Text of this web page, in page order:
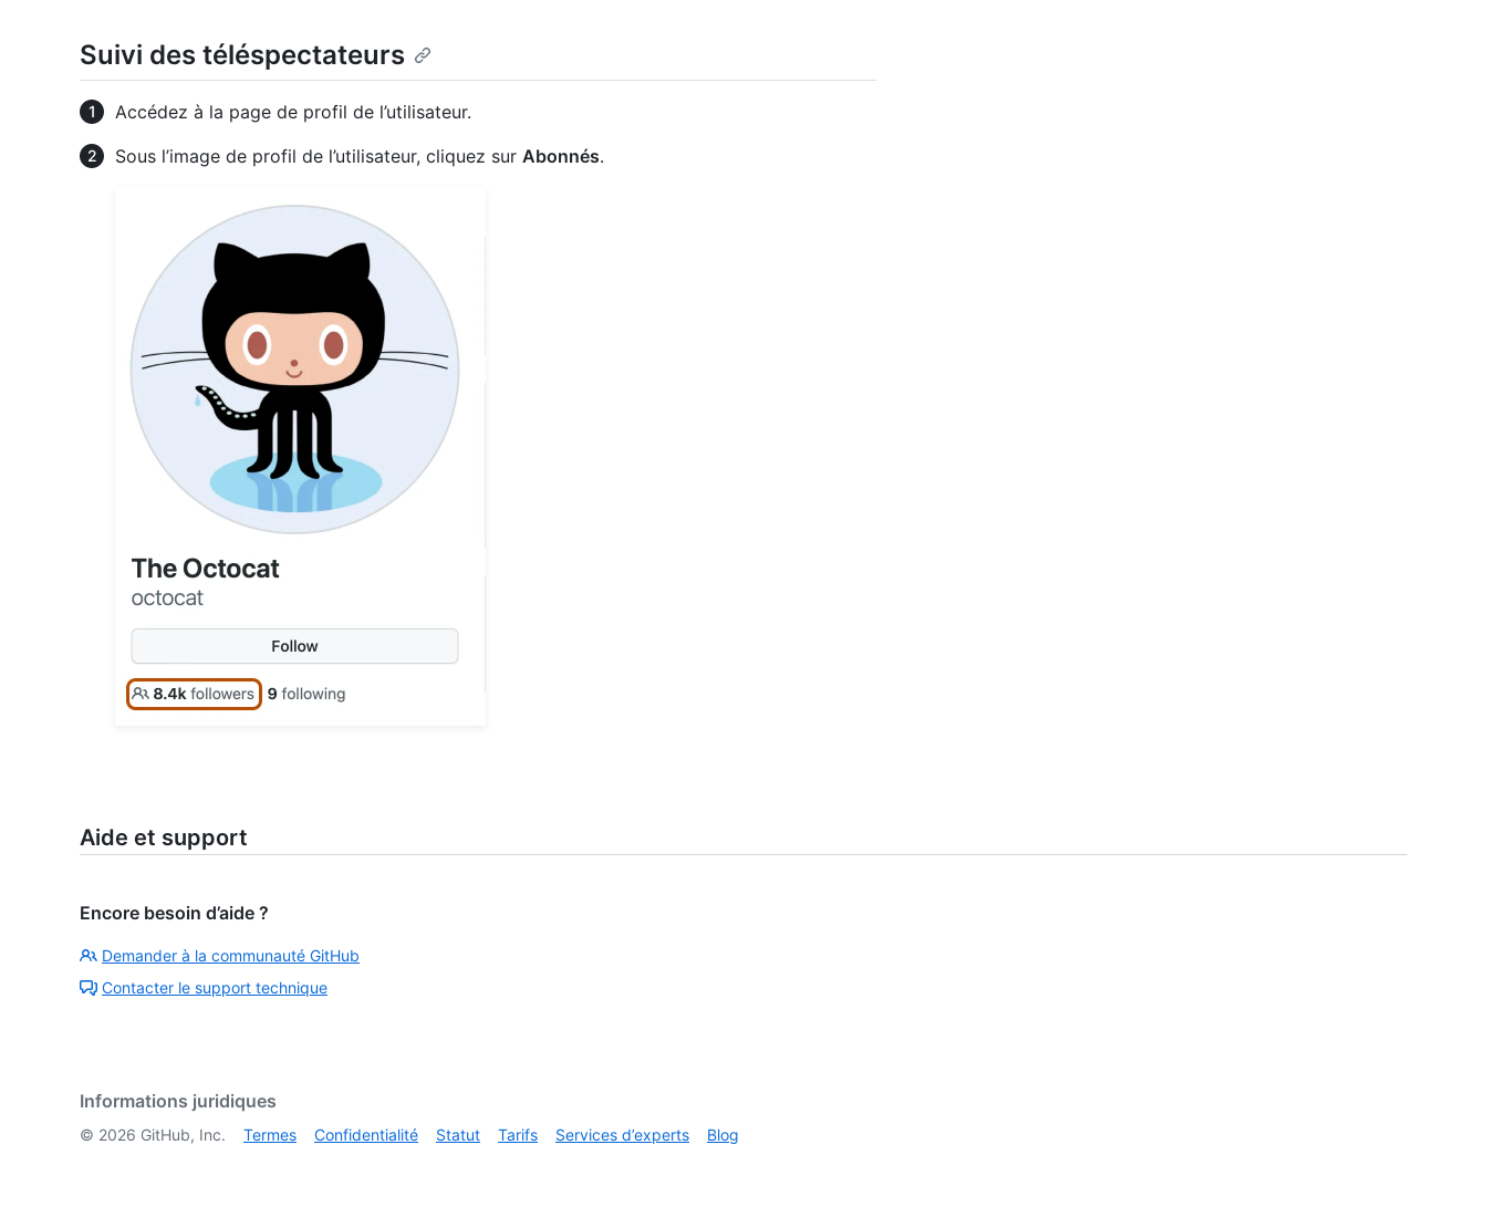
Suivi des téléspectateurs
Accédez à la page de profil de l’utilisateur.
Sous l’image de profil de l’utilisateur, cliquez sur Abonnés.
Aide et support
Encore besoin d’aide ?
Demander à la communauté GitHub
Contacter le support technique
Informations juridiques
© 2026 GitHub, Inc. Termes Confidentialité Statut Tarifs Services d’experts Blog